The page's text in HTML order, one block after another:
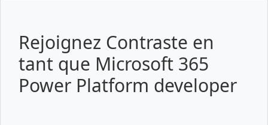
Rejoignez Contraste en
tant que Microsoft 365
Power Platform developer